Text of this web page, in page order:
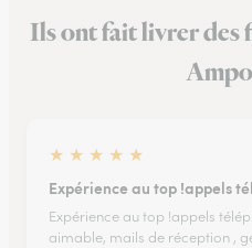
Ils ont fait livrer des
★ ★ ★ ★ ★
Expérience au top !appels
Expérience au top !appels
aimable, mails de réception ,